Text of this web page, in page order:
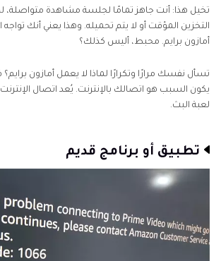
تخيل هذا: أنت جاهز تمامًا لجلسة مشاهدة متواصلة،
التخزين المؤقت أو لا يتم تحميله. وهذا يعني أنك
أمازون برايم. محبط، أليس كذلك؟
تسأل نفسك مرارًا وتكرارًا لماذا لا يعمل أمازون برايم؟
يكون السبب هو اتصالك بالإنترنت. يُعد اتصال
لعبة البث.
تطبيق أو برنامج قديم